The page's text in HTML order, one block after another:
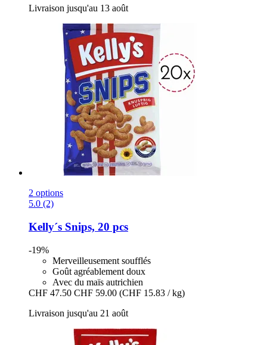
Livraison jusqu'au 13 août
2 options
5.0 (2)
Kelly´s Snips, 20 pcs
-19%
Merveilleusement soufflés
Goût agréablement doux
Avec du maïs autrichien
CHF 47.50 CHF 59.00 (CHF 15.83 / kg)
Livraison jusqu'au 21 août